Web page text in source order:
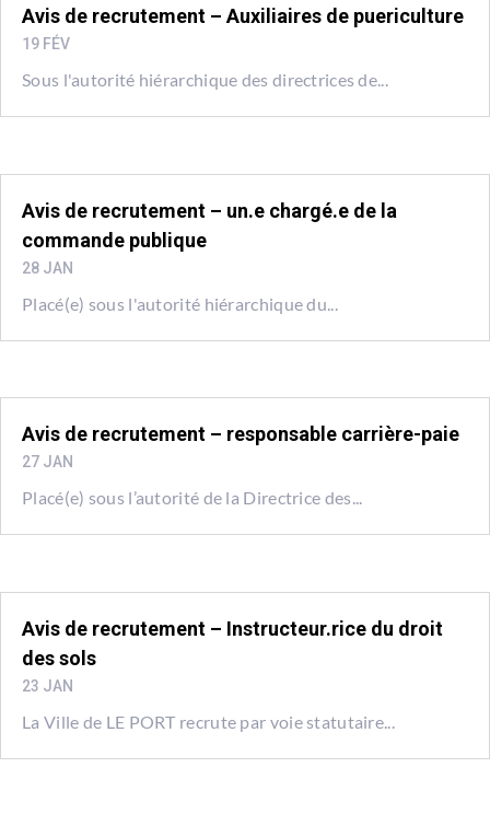
Avis de recrutement – Auxiliaires de puericulture
19 FÉV
Sous l'autorité hiérarchique des directrices de...
Avis de recrutement – un.e chargé.e de la
commande publique
28 JAN
Placé(e) sous l'autorité hiérarchique du...
Avis de recrutement – responsable carrière-paie
27 JAN
Placé(e) sous l’autorité de la Directrice des...
Avis de recrutement – Instructeur.rice du droit
des sols
23 JAN
La Ville de LE PORT recrute par voie statutaire...